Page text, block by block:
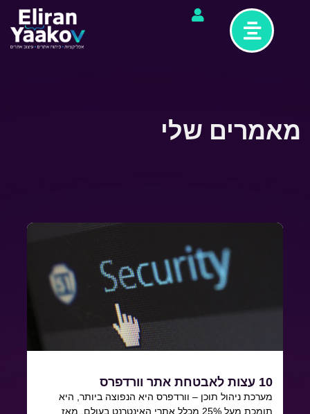
מאמרים שלי
10 עצות לאבטחת אתר וורדפרס
מערכת ניהול תוכן – וורדפרס היא הנפוצה ביותר, היא
תומכת מעל 25% מכלל אתרי האינטרנט בעולם. מאז